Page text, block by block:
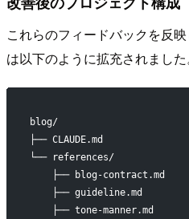
これらのフィードバックを反
は以下のように拡充されました
blog/
├── CLAUDE.md
└── references/
├── blog-contract.md
├── guideline.md
├── tone-manner.md